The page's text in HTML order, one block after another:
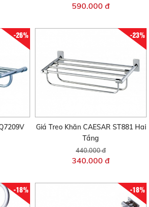
590.000 đ
-26% -23%
Giá Treo Khăn CAESAR ST881 Hai
Tầng
440.000 đ
340.000 đ
-18% -18%